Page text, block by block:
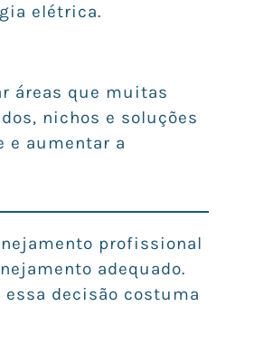
elétrica.
áreas que muitas
nichos e soluções
e aumentar a
profissional
adequado.
decisão costuma